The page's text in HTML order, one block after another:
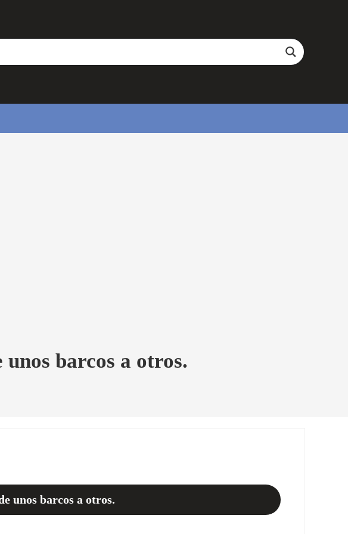
barcos a otros.
unos barcos a otros.